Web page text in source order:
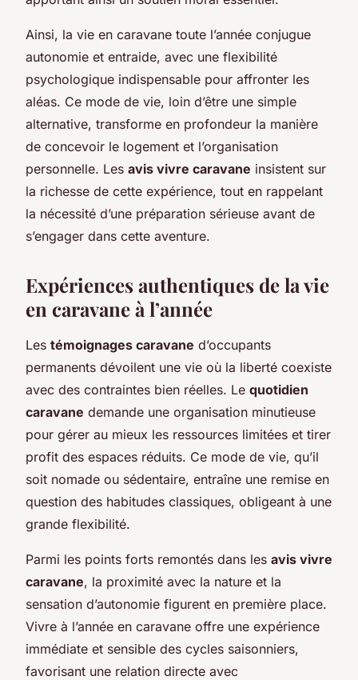
Ainsi, la vie en caravane toute l’année conjugue
autonomie et entraide, avec une flexibilité
psychologique indispensable pour affronter les
aléas. Ce mode de vie, loin d’être une simple
alternative, transforme en profondeur la manière
de concevoir le logement et l’organisation
personnelle. Les avis vivre caravane insistent sur
la richesse de cette expérience, tout en rappelant
la nécessité d’une préparation sérieuse avant de
s’engager dans cette aventure.
Expériences authentiques de la vie
en caravane à l’année
Les témoignages caravane d’occupants
permanents dévoilent une vie où la liberté coexiste
avec des contraintes bien réelles. Le quotidien
caravane demande une organisation minutieuse
pour gérer au mieux les ressources limitées et tirer
profit des espaces réduits. Ce mode de vie, qu’il
soit nomade ou sédentaire, entraîne une remise en
question des habitudes classiques, obligeant à une
grande flexibilité.
Parmi les points forts remontés dans les avis vivre
caravane, la proximité avec la nature et la
sensation d’autonomie figurent en première place.
Vivre à l’année en caravane offre une expérience
immédiate et sensible des cycles saisonniers,
favorisant une relation directe avec